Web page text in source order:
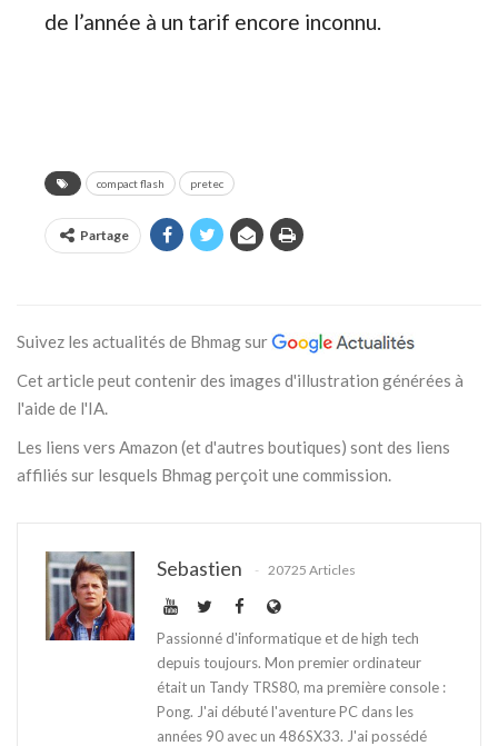
de l’année à un tarif encore inconnu.
compact flash pretec
Partage
Suivez les actualités de Bhmag sur
Cet article peut contenir des images d'illustration générées à
l'aide de l'IA.
Les liens vers Amazon (et d'autres boutiques) sont des liens
affiliés sur lesquels Bhmag perçoit une commission.
Sebastien 20725 Articles
Passionné d'informatique et de high tech
depuis toujours. Mon premier ordinateur
était un Tandy TRS80, ma première console :
Pong. J'ai débuté l'aventure PC dans les
années 90 avec un 486SX33. J'ai possédé